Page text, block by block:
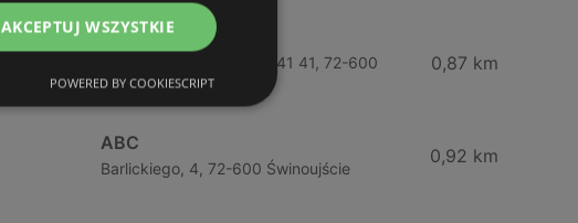
Lidl
Ul. Bohaterów Września 41 41, 72-600
Świnoujście
0,87 km
ABC
Barlickiego, 4, 72-600 Świnoujście
0,92 km
AKCEPTUJ WSZYSTKIE
POWERED BY COOKIESCRIPT